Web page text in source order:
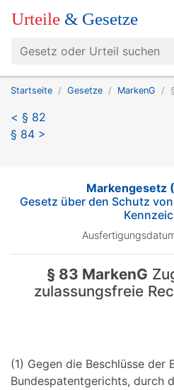
Urteile & Gesetze
Startseite Gesetze MarkenG
< § 82
§ 84 >
Markengesetz
Gesetz über den Schutz
§ 83 MarkenG
zulassungsfreie
(1) Gegen die Beschlüsse der
Bundespatentgerichts, durch